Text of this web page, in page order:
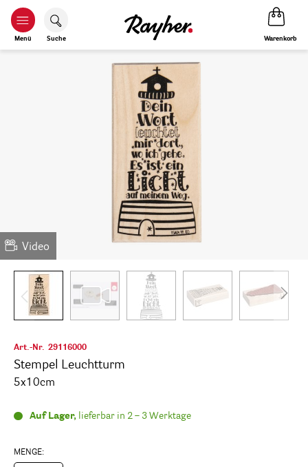
Menü Suche Warenkorb
Video
Art.-Nr. 29116000
Stempel Leuchtturm
5x10cm
Auf Lager, lieferbar in 2 – 3 Werktage
MENGE: